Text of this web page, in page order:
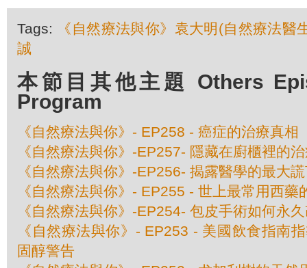
Tags:
《自然療法與你》袁大明(自然療法醫
誠
本節目其他主題 Others
Program
《自然療法與你》- EP258 - 癌症的治療真相
《自然療法與你》-EP257- 隱藏在廚櫃裡的
《自然療法與你》-EP256- 揭露醫學的最大
《自然療法與你》- EP255 - 世上最常用西藥
《自然療法與你》-EP254- 包皮手術如何永
《自然療法與你》- EP253 - 美國飲食指南
固醇警告